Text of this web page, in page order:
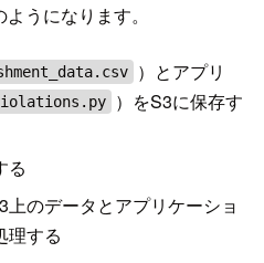
うになります。
）とアプリ
）をS3に保存す
る
のデータとアプリケーショ
理する